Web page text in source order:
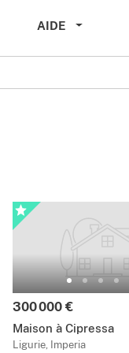
AIDE
300 000 €
Maison à Cipressa
Ligurie, Imperia